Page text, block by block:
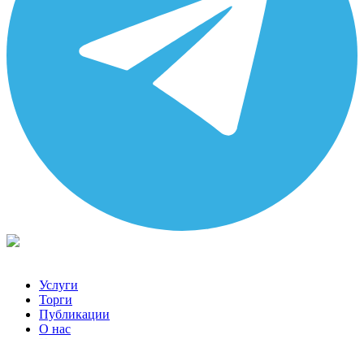
Услуги
Торги
Публикации
О нас